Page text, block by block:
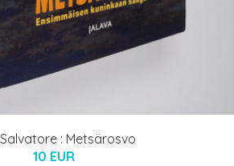
Salvatore : Metsärosvo
10 EUR